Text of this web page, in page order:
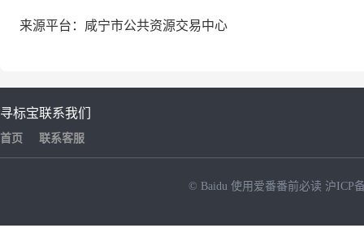
来源平台：咸宁市公共资源交易中心
寻标宝
首页
联系我们
联系客服
© Baidu 使用爱番番前必读 沪ICP